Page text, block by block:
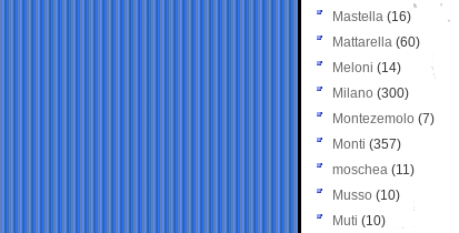
Mastella (16)
Mattarella (60)
Meloni (14)
Milano (300)
Montezemolo (7)
Monti (357)
moschea (11)
Musso (10)
Muti (10)